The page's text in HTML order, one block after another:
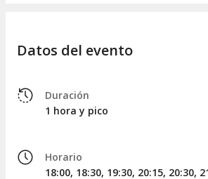
Datos del evento
Duración
1 hora y pico
Horario
18:00, 18:30, 19:30, 20:15, 20:30,